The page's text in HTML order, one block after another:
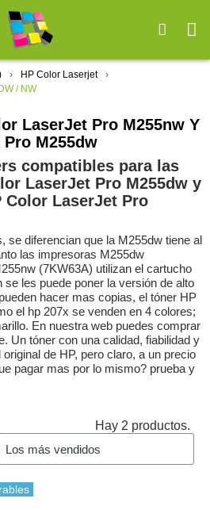
HP Color Laserjet
/ NW
LaserJet Pro M255nw Y
M255dw
compatibles para las
LaserJet Pro M255dw y
Color LaserJet Pro
se diferencian que la M255dw tiene al
las impresoras M255dw
(7KW63A) utilizan el cartucho
les puede poner la versión de alto
hacer mas copias, el tóner HP
el hp 207x se venden en 4 colores;
En nuestra web puedes comprar
Un tóner con una calidad, fiabilidad y
de HP, pero claro, a un precio
pagar mas por lo mismo? prueba y
Hay 2 productos.